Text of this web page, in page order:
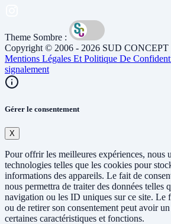
Theme Sombre :
Copyright © 2006 - 2026 SUD CONCEPT
Mentions Légales Et Politique De
signalement
Gérer le consentement
X
Pour offrir les meilleures expériences, nous
technologies telles que les cookies pour
informations des appareils. Le fait de
nous permettra de traiter des données telles
navigation ou les ID uniques sur ce site. Le
ou de retirer son consentement peut avoir
certaines caractéristiques et fonctions.